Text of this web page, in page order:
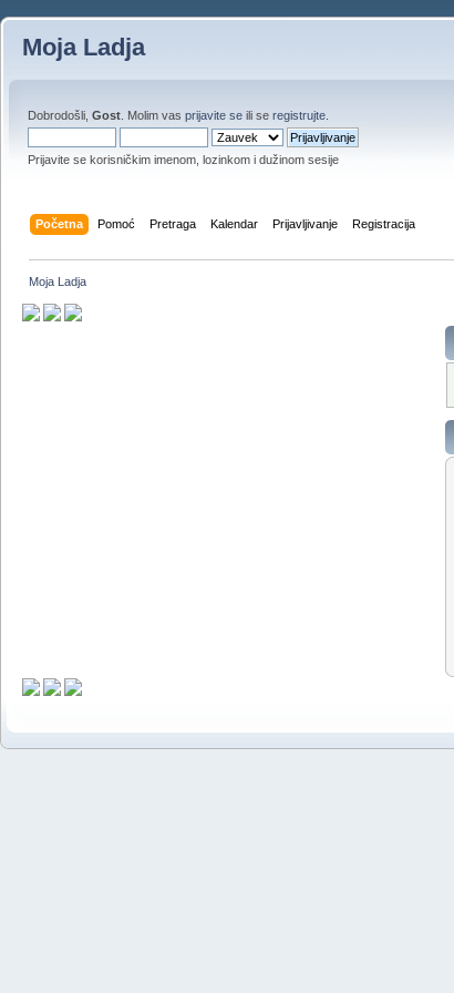
Moja Ladja
Dobrodošli, Gost . Molim vas prijavite se ili se registrujte
Prijavite se korisničkim imenom, lozinkom i dužinom sesije
Početna Pomoć Pretraga Kalendar Prijavljivanje Registracija
Moja Ladja